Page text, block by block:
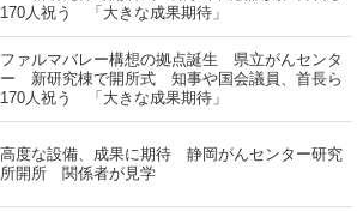
170人祝う 「大きな成果期待」
ファルマバレー構想の拠点誕生 県立がんセンタ
ー 新研究棟で開所式 知事や国会議員、首長ら
170人祝う 「大きな成果期待」
高度な設備、成果に期待 静岡がんセンター研究
所開所 関係者が見学